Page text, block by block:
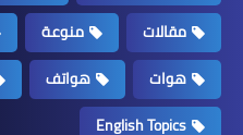
مقالات
منوعة
هوات
هواتف
English Topics